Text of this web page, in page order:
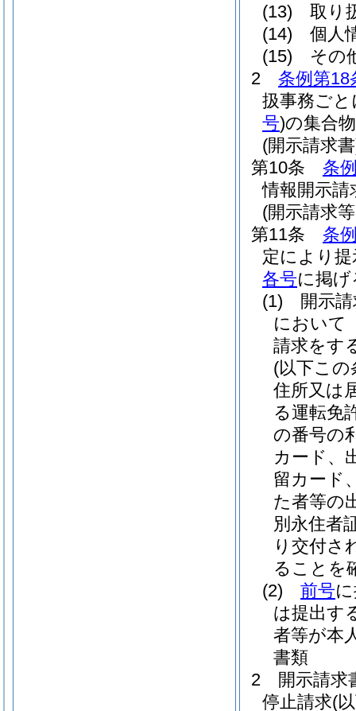
(13)
取り
(14)
個人
(15)
その
2
条例第18
扱事務ごと
号)の集合
(開示請求
第10条
条
情報開示請
(開示請求
第11条
条
定により
各号に掲
(1)
開示
において
請求をす
(以下こ
住所又は
る運転免
の番号の
カード、
留カード
た者等の
別永住者
り交付さ
ることを
(2)
前号
は提出す
者等が本
書類
2
開示請求
停止請求(